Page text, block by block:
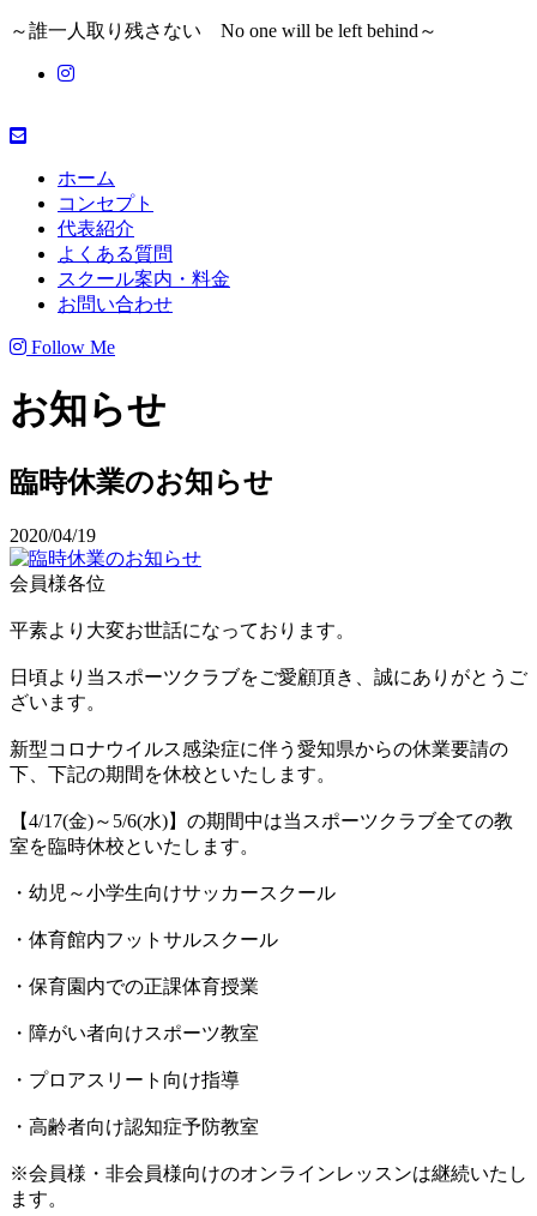
～誰一人取り残さない No one will be left behind～
ホーム
コンセプト
代表紹介
よくある質問
スクール案内・料金
お問い合わせ
Follow Me
お知らせ
臨時休業のお知らせ
2020/04/19
会員様各位
平素より大変お世話になっております。
日頃より当スポーツクラブをご愛顧頂き、誠にありがとうご
ざいます。
新型コロナウイルス感染症に伴う愛知県からの休業要請の
下、下記の期間を休校といたします。
【4/17(金)～5/6(水)】の期間中は当スポーツクラブ全ての教
室を臨時休校といたします。
・幼児～小学生向けサッカースクール
・体育館内フットサルスクール
・保育園内での正課体育授業
・障がい者向けスポーツ教室
・プロアスリート向け指導
・高齢者向け認知症予防教室
※会員様・非会員様向けのオンラインレッスンは継続いたし
ます。